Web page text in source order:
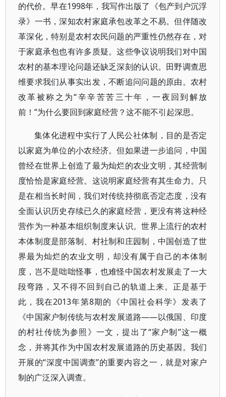
的代价。早在1998年，我写作出版了《包产到户沉浮
录》一书，深知农村家庭承包改革之不易。但伴随改
革深化，特别是农村农民问题的严重性仍然存在，对
于家庭承包也有许多质疑。这些争议说明我们对中国
农村的基本理论问题还缺乏深刻的认识。田野调查思
维要求我们从事实出发，不断追问问题的原由。农村
改革被称之为“辛辛苦苦三十年，一夜回到解放
前！”为什么要回到家庭经营？这不能不引起深思。
集体化进程中实行了人民公社体制，目的是否定
以家庭为单位的小农经济。但如果进一步追问，中国
曾经在世界上创造了最为灿烂的农业文明，其经营制
度恰恰是家庭经营。这说明家庭经营有其生命力。只
是在相当长时间，我们对传统持彻底否定态度，没有
全面认识历史存续已久的家庭经营，更没有将这种经
营作为一种基本组织制度来认识。世界上流行的农村
本体制度是部落制、村社制和庄园制，中国创造了世
界最为灿烂的农业文明，却没有属于自己的本体制
度，岂不是咄咄怪事，也难怪中国农村发展走了一大
段弯路，又不得不回到自己的轨道上来。正是基于
此，我在2013年第8期的《中国社会科学》发表了
《中国家户制传统与农村发展道路——以俄国、印度
的村社传统为参照》一文，提出了“家户制”这一概
念，并将其作为中国农村发展道路的历史基因。我们
开展的“深度中国调查”的重要内容之一，就是对家户
制的广泛深入调查。